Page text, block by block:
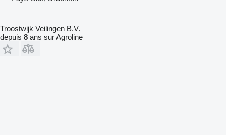
Troostwijk Veilingen B.V.
depuis 8 ans sur Agroline